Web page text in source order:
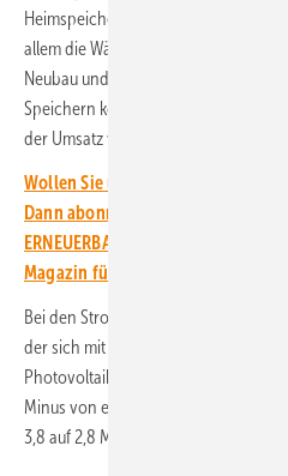
Heimspeichersegment ist um 39
allem die Wärmespeicher, die
Neubau und dem rückläufigen Absatz
Speichern kombiniert werden, den
der Umsatz von 7,3 auf nur noch 4,0
Wollen Sie über die Energiewende
Dann abonnieren Sie einfach den
ERNEUERBARE ENERGIEN – dem
Magazin für erneuerbare Energien
Bei den Stromspeichern war zwar
der sich mit der ebenfalls
Photovoltaikanlagen deckt. Doch
Minus von einer Milliarde Euro
3,8 auf 2,8 Milliarden Euro – ein